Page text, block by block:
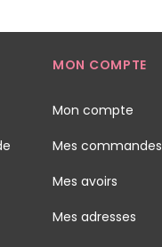
MON COMPTE
Mon compte
Mes commandes
Mes avoirs
Mes adresses